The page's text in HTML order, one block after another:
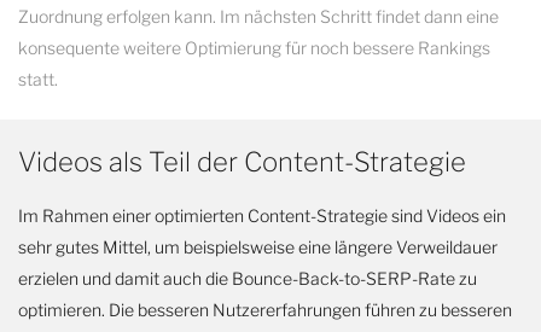
Zuordnung erfolgen kann. Im nächsten Schritt findet dann eine
konsequente weitere Optimierung für noch bessere Rankings
statt.
Videos als Teil der Content-Strategie
Im Rahmen einer optimierten Content-Strategie sind Videos ein
sehr gutes Mittel, um beispielsweise eine längere Verweildauer
erzielen und damit auch die Bounce-Back-to-SERP-Rate zu
optimieren. Die besseren Nutzererfahrungen führen zu besseren